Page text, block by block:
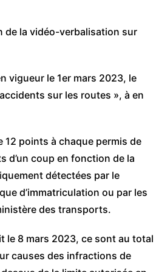
de la vidéo-verbalisation sur
vigueur le 1er mars 2023, le
sur les routes », à en
points à chaque permis de
d’un coup en fonction de la
détectées par le
d’immatriculation ou par les
des transports.
le 8 mars 2023, ce sont au total
causes des infractions de